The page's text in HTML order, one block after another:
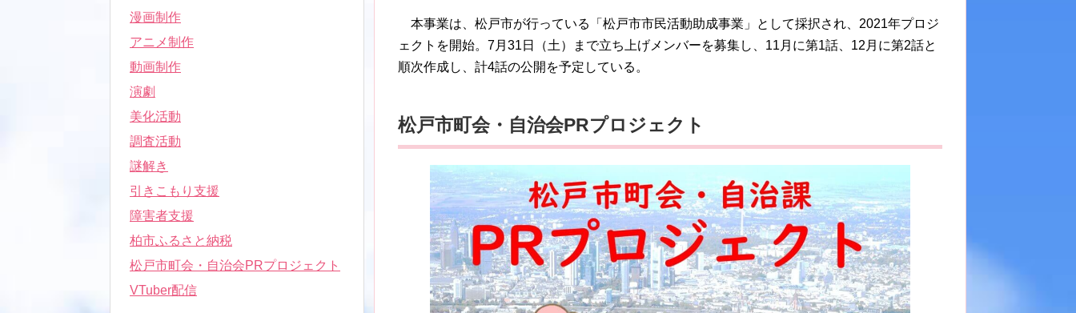
本事業は、松戸市が行っている「松戸市市民活動助成事業」として採択され、2021年プロジ
ェクトを開始。7月31日（土）まで立ち上げメンバーを募集し、11月に第1話、12月に第2話と
順次作成し、計4話の公開を予定している。
松戸市町会・自治会PRプロジェクト
漫画制作
アニメ制作
動画制作
演劇
美化活動
調査活動
謎解き
引きこもり支援
障害者支援
柏市ふるさと納税
松戸市町会・自治会PRプロジェクト
VTuber配信